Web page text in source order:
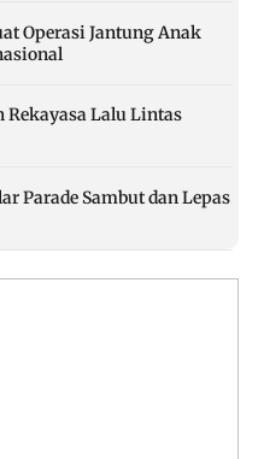
Operasi Jantung Anak
Rekayasa Lalu Lintas
Parade Sambut dan Lepas